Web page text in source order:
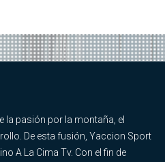
la pasión por la montaña, el
De esta fusión, Yaccion Sport
A La Cima Tv. Con el fin de